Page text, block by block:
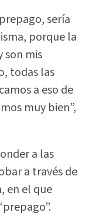
sería
porque la
son mis
todas las
a eso de
muy bien”,
a las
a través de
en el que